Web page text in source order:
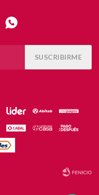

SUSCRIBIRME